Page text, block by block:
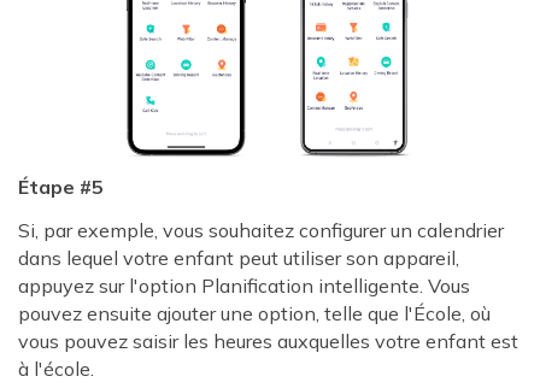
Étape #5
Si, par exemple, vous souhaitez configurer un calendrier
dans lequel votre enfant peut utiliser son appareil,
appuyez sur l'option Planification intelligente. Vous
pouvez ensuite ajouter une option, telle que l'École, où
vous pouvez saisir les heures auxquelles votre enfant est
à l'école.